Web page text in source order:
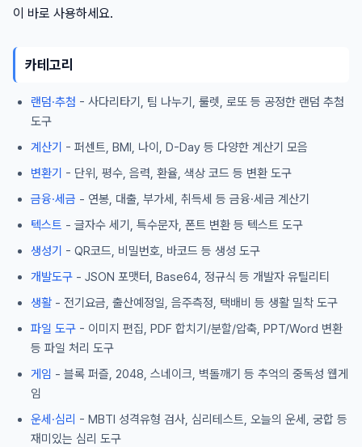
이 바로 사용하세요.
카테고리
랜덤·추첨 - 사다리타기, 팀 나누기, 룰렛, 로또 등 공정한 랜덤 추첨
도구
계산기 - 퍼센트, BMI, 나이, D-Day 등 다양한 계산기 모음
변환기 - 단위, 평수, 음력, 환율, 색상 코드 등 변환 도구
금융·세금 - 연봉, 대출, 부가세, 취득세 등 금융·세금 계산기
텍스트 - 글자수 세기, 특수문자, 폰트 변환 등 텍스트 도구
생성기 - QR코드, 비밀번호, 바코드 등 생성 도구
개발도구 - JSON 포맷터, Base64, 정규식 등 개발자 유틸리티
생활 - 전기요금, 출산예정일, 음주측정, 택배비 등 생활 밀착 도구
파일 도구 - 이미지 편집, PDF 합치기/분할/압축, PPT/Word 변환
등 파일 처리 도구
게임 - 블록 퍼즐, 2048, 스네이크, 벽돌깨기 등 추억의 중독성 웹게
임
운세·심리 - MBTI 성격유형 검사, 심리테스트, 오늘의 운세, 궁합 등
재미있는 심리 도구